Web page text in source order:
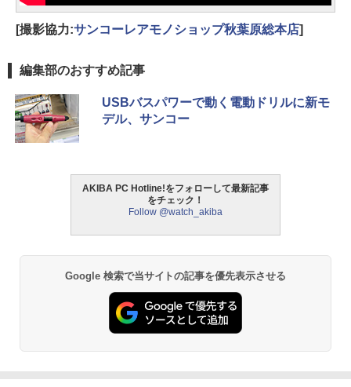
[撮影協力:サンコーレアモノショップ秋葉原総本店]
編集部のおすすめ記事
USBバスパワーで動く電動ドリルに新モ
デル、サンコー
AKIBA PC Hotline!をフォローして最新記事
をチェック！
Follow @watch_akiba
Google 検索で当サイトの記事を優先表示させる